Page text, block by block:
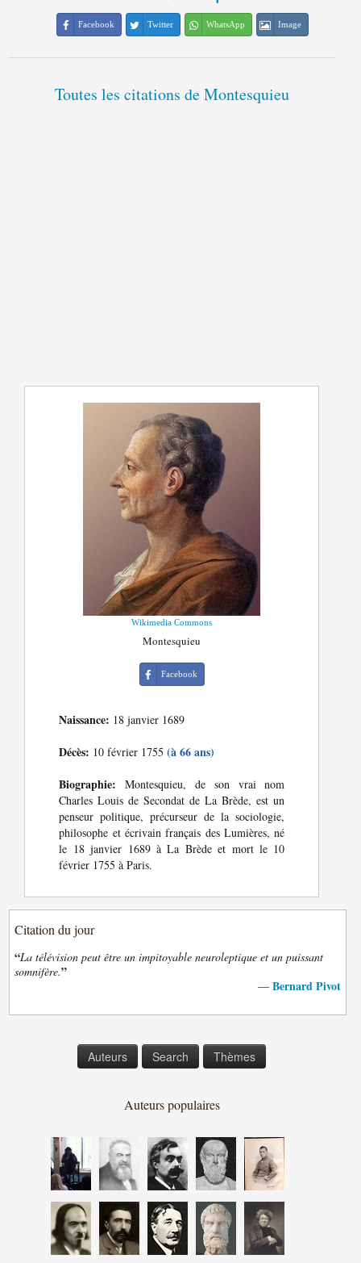
Facebook Twitter WhatsApp Image
Toutes les citations de Montesquieu
Wikimedia Commons
Montesquieu
Facebook
Naissance: 18 janvier 1689
Décès: 10 février 1755(à 66 ans)
Biographie: Montesquieu, de son vrai nom
Charles Louis de Secondat de La Brède, est un
penseur politique, précurseur de la sociologie,
philosophe et écrivain français des Lumières, né
le 18 janvier 1689 à La Brède et mort le 10
février 1755 à Paris.
Citation du jour
“La télévision peut être un impitoyable neuroleptique et un puissant
somnifère.”
— Bernard Pivot
Auteurs Search Thèmes
Auteurs populaires